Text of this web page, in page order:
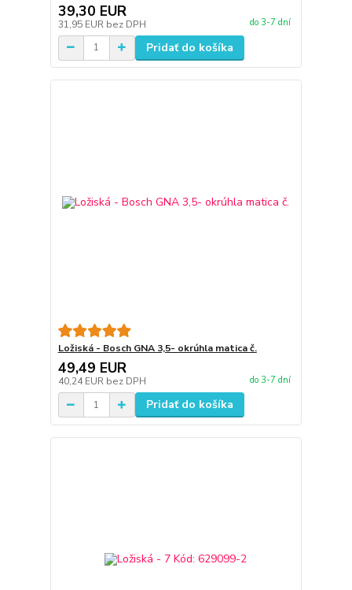
39,30 EUR
31,95 EUR bez DPH do 3-7 dní
Pridať do košíka
Ložiská - Bosch GNA 3,5- okrúhla matica č.
49,49 EUR
40,24 EUR bez DPH do 3-7 dní
Pridať do košíka